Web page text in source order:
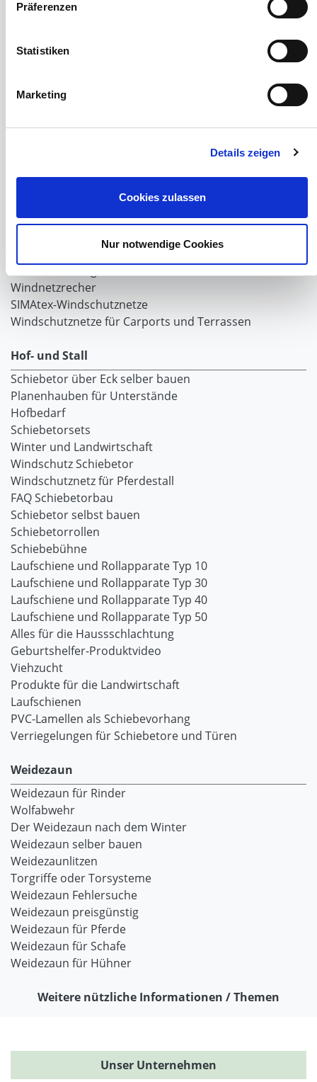
Präferenzen
Statistiken
Marketing
Details zeigen
Cookies zulassen
Nur notwendige Cookies
Saatgut für die Pferdeweide
Windschutzgewebe
Windschutznetz für Pferdeführanlagen
Windschutznetz mit Keder
PVC Lamellen für Pferdeställe
Windschutznetz Meterware
Windnetzrecher
SIMAtex-Windschutznetze
Windschutznetze für Carports und Terrassen
Hof- und Stall
Schiebetor über Eck selber bauen
Planenhauben für Unterstände
Hofbedarf
Schiebetorsets
Winter und Landwirtschaft
Windschutz Schiebetor
Windschutznetz für Pferdestall
FAQ Schiebetorbau
Schiebetor selbst bauen
Schiebetorrollen
Schiebebühne
Laufschiene und Rollapparate Typ 10
Laufschiene und Rollapparate Typ 30
Laufschiene und Rollapparate Typ 40
Laufschiene und Rollapparate Typ 50
Alles für die Haussschlachtung
Geburtshelfer-Produktvideo
Viehzucht
Produkte für die Landwirtschaft
Laufschienen
PVC-Lamellen als Schiebevorhang
Verriegelungen für Schiebetore und Türen
Weidezaun
Weidezaun für Rinder
Wolfabwehr
Der Weidezaun nach dem Winter
Weidezaun selber bauen
Weidezaunlitzen
Torgriffe oder Torsysteme
Weidezaun Fehlersuche
Weidezaun preisgünstig
Weidezaun für Pferde
Weidezaun für Schafe
Weidezaun für Hühner
Weitere nützliche Informationen / Themen
Unser Unternehmen